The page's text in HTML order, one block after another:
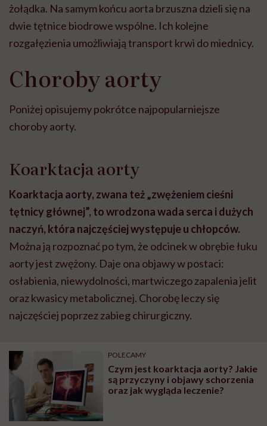
żołądka. Na samym końcu aorta brzuszna dzieli się na
dwie tętnice biodrowe wspólne. Ich kolejne
rozgałęzienia umożliwiają transport krwi do miednicy.
Choroby aorty
Poniżej opisujemy pokrótce najpopularniejsze
choroby aorty.
Koarktacja aorty
Koarktacja aorty, zwana też „zwężeniem cieśni
tętnicy głównej”, to wrodzona wada serca i dużych
naczyń, która najczęściej występuje u chłopców.
Można ją rozpoznać po tym, że odcinek w obrębie łuku
aorty jest zwężony. Daje ona objawy w postaci:
osłabienia, niewydolności, martwiczego zapalenia jelit
oraz kwasicy metabolicznej. Chorobę leczy się
najczęściej poprzez zabieg chirurgiczny.
POLECAMY
Czym jest koarktacja aorty? Jakie
są przyczyny i objawy schorzenia
oraz jak wygląda leczenie?